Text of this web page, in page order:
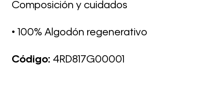
Composición y cuidados
• 100% Algodón regenerativo
Código: 4RD817G00001